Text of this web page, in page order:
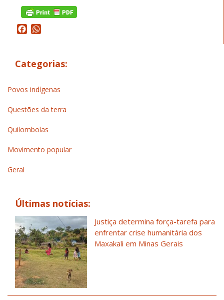
Facebook
Categorias:
Povos indígenas
Questões da terra
Quilombolas
Movimento popular
Geral
Últimas notícias:
Justiça determina força-tarefa para
enfrentar crise humanitária dos
Maxakali em Minas Gerais